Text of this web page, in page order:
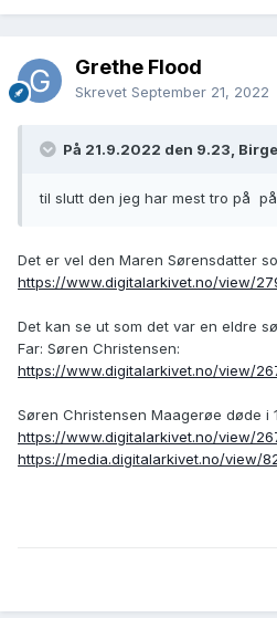
Grethe Flood
Skrevet September 21, 2022
På 21.9.2022 den 9.23,
til slutt den jeg har mest tro på på
Det er vel den Maren Sørensdatter
https://www.digitalarkivet.no/view/
Det kan se ut som det var en eldre
Far: Søren Christensen:
https://www.digitalarkivet.no/view/
Søren Christensen Maagerøe døde i
https://www.digitalarkivet.no/view/
https://media.digitalarkivet.no/view/